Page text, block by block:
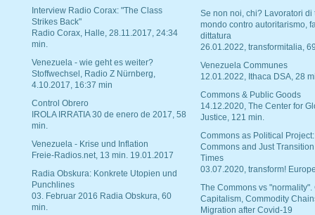
Interview Radio Corax: "The Class
Strikes Back"
Radio Corax, Halle, 28.11.2017, 24:34
min.
Venezuela - wie geht es weiter?
Stoffwechsel, Radio Z Nürnberg,
4.10.2017, 16:37 min
Control Obrero
IROLA IRRATIA 30 de enero de 2017, 58
min.
Venezuela - Krise und Inflation
Freie-Radios.net, 13 min. 19.01.2017
Radia Obskura: Konkrete Utopien und
Punchlines
03. Februar 2016 Radia Obskura, 60
min.
Se non noi, chi? Lavoratori di
mondo contro autoritarismo,
dittatura
26.01.2022, transformitalia,
Venezuela Communes
12.01.2022, Ithaca DSA, 28
Commons & Public Goods
14.12.2020, The Center for
Justice, 121 min.
Commons as Political Project:
Commons and Just
Times
03.07.2020, transform!
The Commons vs "normality".
Capitalism, Commodity
Migration after Covid-19